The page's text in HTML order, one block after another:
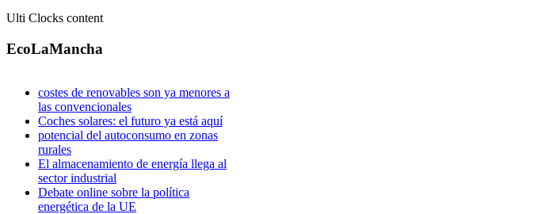
Ulti Clocks content
EcoLaMancha
costes de renovables son ya menores a
las convencionales
Coches solares: el futuro ya está aquí
potencial del autoconsumo en zonas
rurales
El almacenamiento de energía llega al
sector industrial
Debate online sobre la política
energética de la UE